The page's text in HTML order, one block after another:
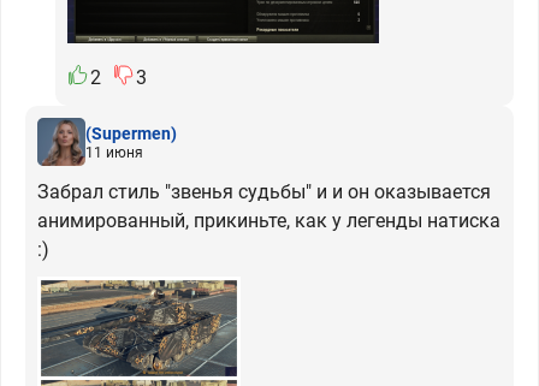
2 3
(Supermen)
11 июня
Забрал стиль "звенья судьбы" и и он оказывается
анимированный, прикиньте, как у легенды натиска
:)